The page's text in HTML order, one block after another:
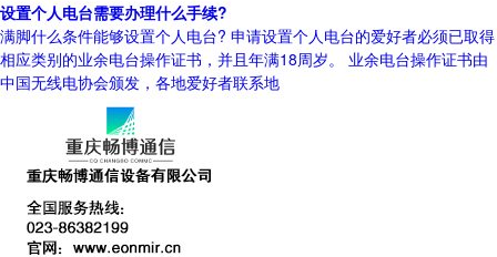
设置个人电台需要办理什么手续?
满脚什么条件能够设置个人电台? 申请设置个人电台的爱好者必须已取得
相应类别的业余电台操作证书，并且年满18周岁。 业余电台操作证书由
中国无线电协会颁发，各地爱好者联系地